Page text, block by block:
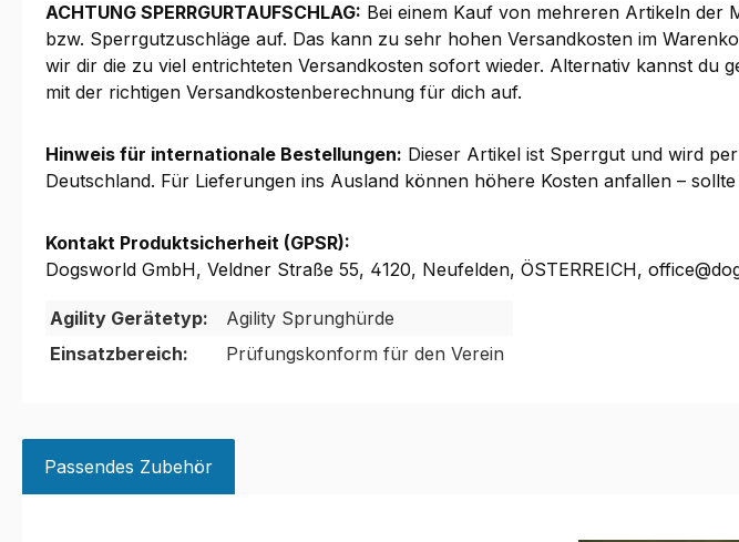
ACHTUNG SPERRGURTAUFSCHLAG: Bei einem Kauf von mehreren Artikeln der
bzw. Sperrgutzuschläge auf. Das kann zu sehr hohen Versandkosten im
wir dir die zu viel entrichteten Versandkosten sofort wieder. Alternativ kannst
mit der richtigen Versandkostenberechnung für dich auf.
Hinweis für internationale Bestellungen: Dieser Artikel ist Sperrgut und wird
Deutschland. Für Lieferungen ins Ausland können höhere Kosten anfallen –
Kontakt Produktsicherheit (GPSR):
Dogsworld GmbH, Veldner Straße 55, 4120, Neufelden, ÖSTERREICH,
Agility Gerätetyp:
Agility Sprunghürde
Einsatzbereich:
Prüfungskonform für den Verein
Passendes Zubehör